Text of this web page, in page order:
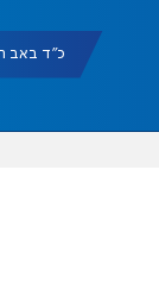
כ"ד באב תשפ"ו